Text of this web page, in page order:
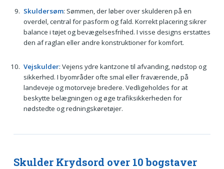
Skuldersøm: Sømmen, der løber over skulderen på en
overdel, central for pasform og fald. Korrekt placering sikrer
balance i tøjet og bevægelsesfrihed. I visse designs erstattes
den af raglan eller andre konstruktioner for komfort.
Vejskulder: Vejens ydre kantzone til afvanding, nødstop og
sikkerhed. I byområder ofte smal eller fraværende, på
landeveje og motorveje bredere. Vedligeholdes for at
beskytte belægningen og øge trafiksikkerheden for
nødstedte og redningskøretøjer.
Skulder Krydsord over 10 bogstaver